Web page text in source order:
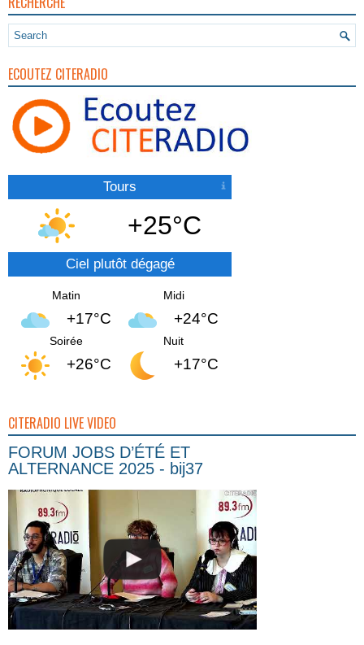
ECOUTEZ CITERADIO
Tours
+25°C
Ciel plutôt dégagé
Matin
+17°C
Midi
+24°C
Soirée
+26°C
Nuit
+17°C
CITERADIO LIVE VIDEO
FORUM JOBS D’ÉTÉ ET
ALTERNANCE 2025 - bij37